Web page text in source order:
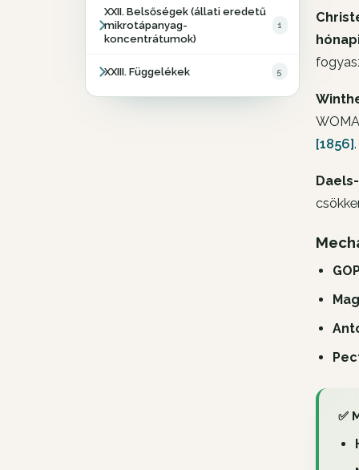
XXII. Belsőségek (állati eredetű
mikrotápanyag-
koncentrátumok)
1
XXIII. Függelékek 5
[1856].
✅